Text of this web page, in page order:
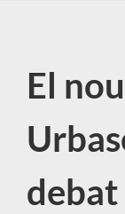
El
debat